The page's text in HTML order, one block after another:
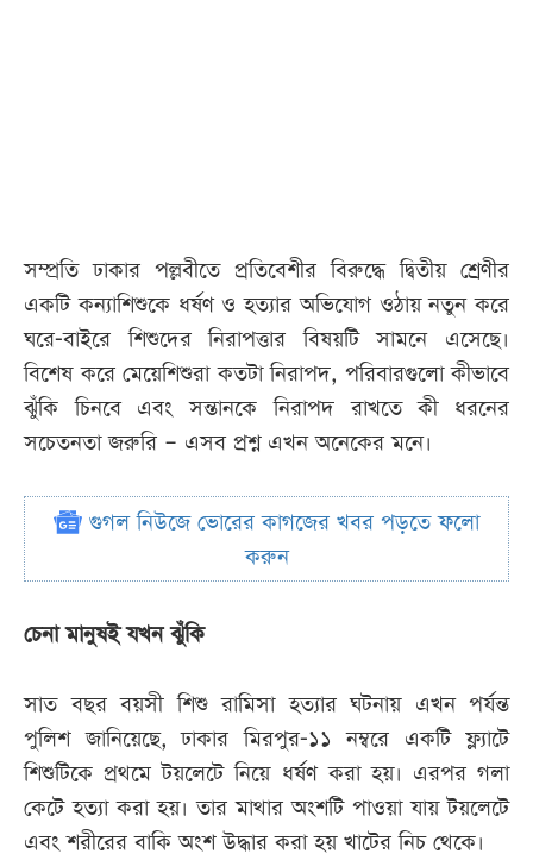
সম্প্রতি ঢাকার পল্লবীতে প্রতিবেশীর বিরুদ্ধে দ্বিতীয় শ্রেণীর
একটি কন্যাশিশুকে ধর্ষণ ও হত্যার অভিযোগ ওঠায় নতুন করে
ঘরে-বাইরে শিশুদের নিরাপত্তার বিষয়টি সামনে এসেছে।
বিশেষ করে মেয়েশিশুরা কতটা নিরাপদ, পরিবারগুলো কীভাবে
ঝুঁকি চিনবে এবং সন্তানকে নিরাপদ রাখতে কী ধরনের
সচেতনতা জরুরি ‒ এসব প্রশ্ন এখন অনেকের মনে।
গুগল নিউজে ভোরের কাগজের খবর পড়তে ফলো
করুন
চেনা মানুষই যখন ঝুঁকি
সাত বছর বয়সী শিশু রামিসা হত্যার ঘটনায় এখন পর্যন্ত
পুলিশ জানিয়েছে, ঢাকার মিরপুর-১১ নম্বরে একটি ফ্ল্যাটে
শিশুটিকে প্রথমে টয়লেটে নিয়ে ধর্ষণ করা হয়। এরপর গলা
কেটে হত্যা করা হয়। তার মাথার অংশটি পাওয়া যায় টয়লেটে
এবং শরীরের বাকি অংশ উদ্ধার করা হয় খাটের নিচ থেকে।